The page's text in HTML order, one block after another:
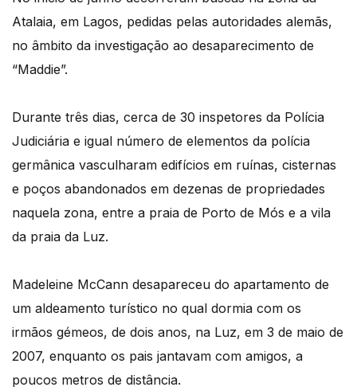
Atalaia, em Lagos, pedidas pelas autoridades alemãs,
no âmbito da investigação ao desaparecimento de
“Maddie”.
Durante três dias, cerca de 30 inspetores da Polícia
Judiciária e igual número de elementos da polícia
germânica vasculharam edifícios em ruínas, cisternas
e poços abandonados em dezenas de propriedades
naquela zona, entre a praia de Porto de Mós e a vila
da praia da Luz.
Madeleine McCann desapareceu do apartamento de
um aldeamento turístico no qual dormia com os
irmãos gémeos, de dois anos, na Luz, em 3 de maio de
2007, enquanto os pais jantavam com amigos, a
poucos metros de distância.